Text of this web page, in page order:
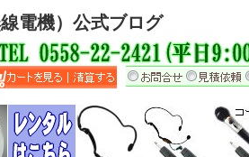
電機）公式ブログ